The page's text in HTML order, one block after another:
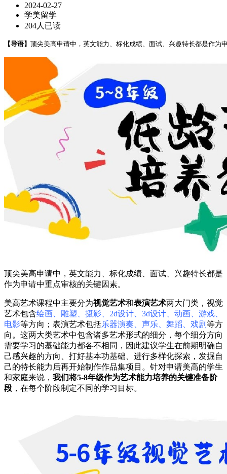
2024-02-27
学美留学
204人已读
【导语】 顶尖美高申请中，英文能力、标化成绩、面试、兴趣特长都是作
顶尖美高申请中，英文能力、标化成绩、面试、兴趣特长都是
作为申请中重点审核的关键因素。
美高艺术课程中主要分为视觉艺术和表演艺术两大门类，视觉
艺术包含绘画、雕塑、摄影、2d设计、3d设计、动画、游戏、
电影等方向；表演艺术包括乐器演奏、声乐、舞蹈、戏剧等方
向。这两大类艺术中包含诸多艺术形式的细分，每个细分方向
需要学习的基础能力都各不相同，因此建议学生在前期明确自
己感兴趣的方向、打好基本功基础、进行多样化探索，发掘自
己的特长能力后再开始制作作品集项目。针对申请美高的学生
和家庭来说， 我们将5-8年级作为艺术能力培养的关键准备阶
段 ，在每个阶段制定不同的学习目标。